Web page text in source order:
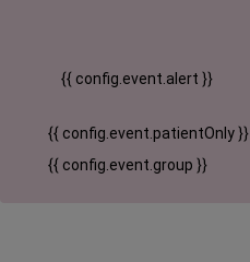
{{ config.event.alert }}
{{ config.event.patientOnly }}
{{ config.event.group }}